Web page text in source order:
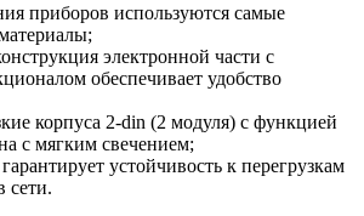
приборов используются самые
электронной части с
обеспечивает удобство
корпуса 2-din (2 модуля) с функцией
с мягким свечением;
устойчивость к перегрузкам
сети.